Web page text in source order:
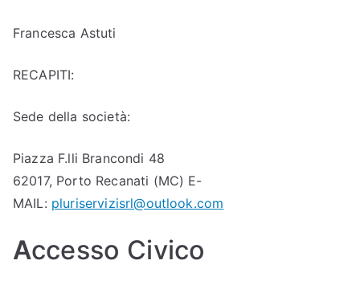
Francesca Astuti
RECAPITI:
Sede della società:
Piazza F.lli Brancondi 48
62017, Porto Recanati (MC) E-
MAIL: pluriservizisrl@outlook.com
Accesso Civico